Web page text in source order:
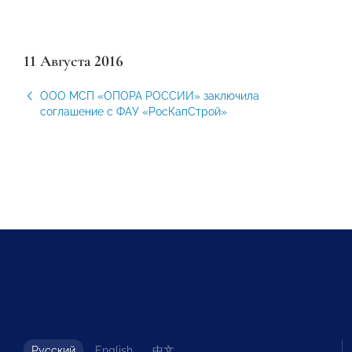
11 Августа 2016
ООО МСП «ОПОРА РОССИИ» заключила
соглашение с ФАУ «РосКапСтрой»